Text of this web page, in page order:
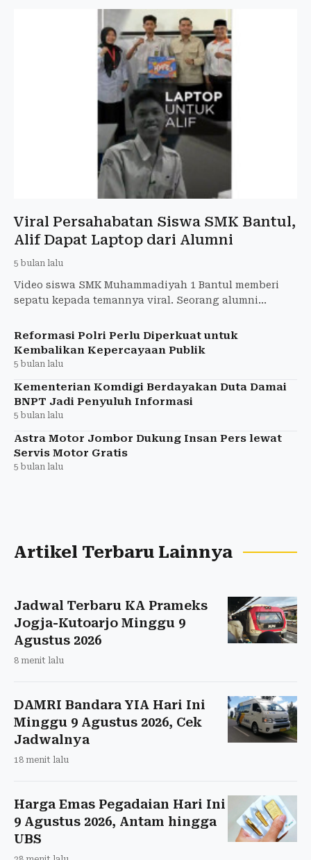
Viral Persahabatan Siswa SMK Bantul,
Alif Dapat Laptop dari Alumni
5 bulan lalu
Video siswa SMK Muhammadiyah 1 Bantul memberi
sepatu kepada temannya viral. Seorang alumni
belajar Alif.
Reformasi Polri Perlu Diperkuat untuk
Kembalikan Kepercayaan Publik
5 bulan lalu
Kementerian Komdigi Berdayakan Duta Damai
BNPT Jadi Penyuluh Informasi
5 bulan lalu
Astra Motor Jombor Dukung Insan Pers lewat
Servis Motor Gratis
5 bulan lalu
Artikel Terbaru Lainnya
Jadwal Terbaru KA Prameks
Jogja-Kutoarjo Minggu 9
Agustus 2026
8 menit lalu
DAMRI Bandara YIA Hari Ini
Minggu 9 Agustus 2026, Cek
Jadwalnya
18 menit lalu
Harga Emas Pegadaian Hari Ini
9 Agustus 2026, Antam hingga
UBS